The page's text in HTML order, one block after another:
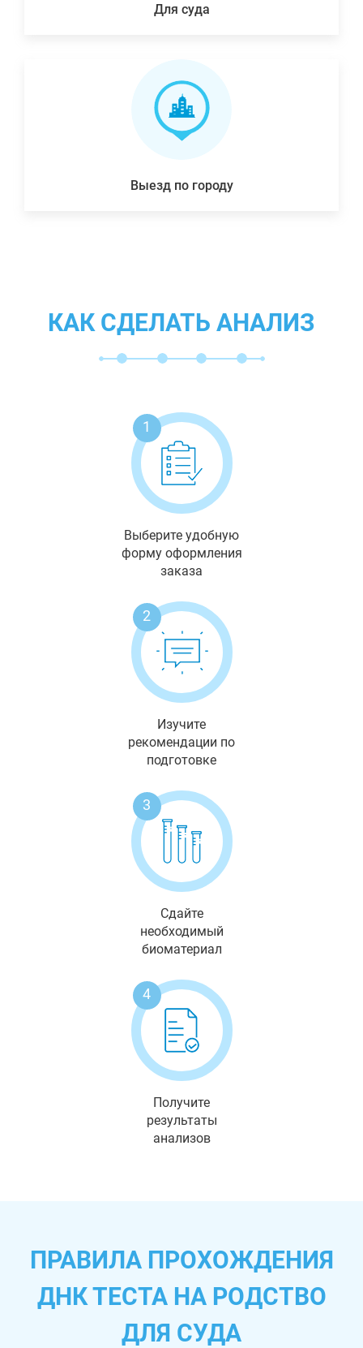
Для суда
Выезд по городу
КАК СДЕЛАТЬ АНАЛИЗ
1
Выберите удобную
форму оформления
заказа
2
Изучите
рекомендации по
подготовке
3
Сдайте
необходимый
биоматериал
4
Получите
результаты
анализов
ПРАВИЛА ПРОХОЖДЕНИЯ
ДНК ТЕСТА НА РОДСТВО
ДЛЯ СУДА